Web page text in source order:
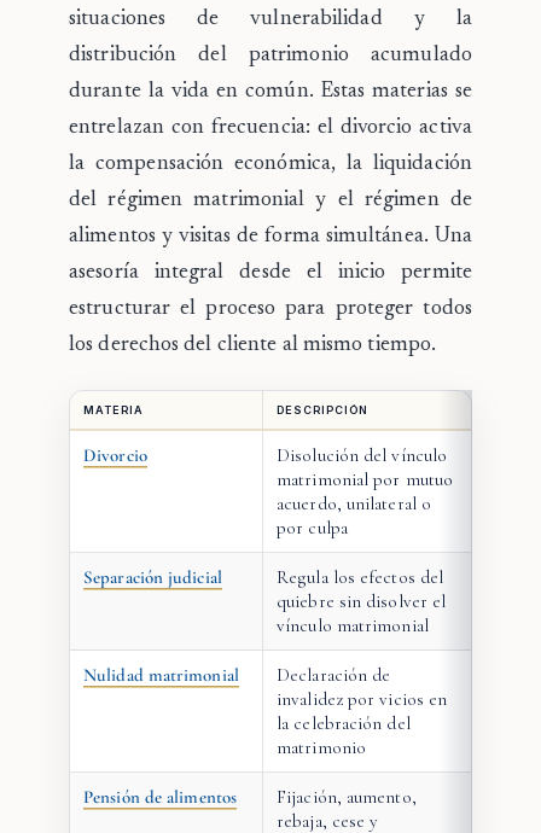
situaciones de vulnerabilidad y la
distribución del patrimonio acumulado
durante la vida en común. Estas materias se
entrelazan con frecuencia: el divorcio activa
la compensación económica, la liquidación
del régimen matrimonial y el régimen de
alimentos y visitas de forma simultánea. Una
asesoría integral desde el inicio permite
estructurar el proceso para proteger todos
los derechos del cliente al mismo tiempo.
MATERIA DESCRIPCIÓN
Divorcio
Disolución del vínculo
matrimonial por mutuo
acuerdo, unilateral o
por culpa
Separación judicial
Regula los efectos del
quiebre sin disolver el
vínculo matrimonial
Nulidad matrimonial
Declaración de
invalidez por vicios en
la celebración del
matrimonio
Pensión de alimentos
Fijación, aumento,
rebaja, cese y